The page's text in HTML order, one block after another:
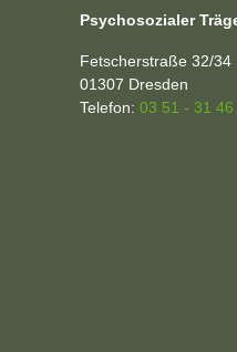
Psychosozialer
Fetscherstraße 32/34
01307 Dresden
Telefon: 03 51 - 31 46